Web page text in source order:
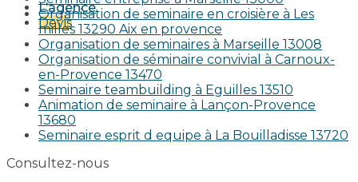
L’agence
Devis
Organisation de seminaire en croisière à Les
milles 13290 Aix en provence​
Organisation de seminaires à Marseille 13008
Organisation de séminaire convivial à Carnoux-
en-Provence 13470
Seminaire teambuilding à Eguilles 13510
Animation de seminaire à Lançon-Provence
13680
Seminaire esprit d equipe à La Bouilladisse 13720
Consultez-nous